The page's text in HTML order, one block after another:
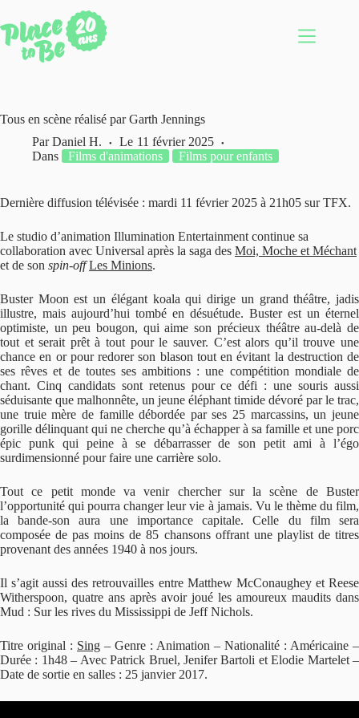
au
contenu
Tous en scène réalisé par Garth Jennings
Par Daniel H. Le 11 février 2025
Dans
Films d'animations Films pour enfants
Dernière diffusion télévisée : mardi 11 février 2025 à 21h05 sur TFX.
Le studio d’animation Illumination Entertainment continue sa
collaboration avec Universal après la saga des Moi, Moche et Méchant
et de son spin-off Les Minions.
Buster Moon est un élégant koala qui dirige un grand théâtre, jadis
illustre, mais aujourd’hui tombé en désuétude. Buster est un éternel
optimiste, un peu bougon, qui aime son précieux théâtre au-delà de
tout et serait prêt à tout pour le sauver. C’est alors qu’il trouve une
chance en or pour redorer son blason tout en évitant la destruction de
ses rêves et de toutes ses ambitions : une compétition mondiale de
chant. Cinq candidats sont retenus pour ce défi : une souris aussi
séduisante que malhonnête, un jeune éléphant timide dévoré par le trac,
une truie mère de famille débordée par ses 25 marcassins, un jeune
gorille délinquant qui ne cherche qu’à échapper à sa famille et une porc
épic punk qui peine à se débarrasser de son petit ami à l’égo
surdimensionné pour faire une carrière solo.
Tout ce petit monde va venir chercher sur la scène de Buster
l’opportunité qui pourra changer leur vie à jamais. Vu le thème du film,
la bande-son aura une importance capitale. Celle du film sera
composée de pas moins de 85 chansons offrant une playlist de titres
provenant des années 1940 à nos jours.
Il s’agit aussi des retrouvailles entre Matthew McConaughey et Reese
Witherspoon, quatre ans après avoir joué les amoureux maudits dans
Mud : Sur les rives du Mississippi de Jeff Nichols.
Titre original : Sing – Genre : Animation – Nationalité : Américaine –
Durée : 1h48 – Avec Patrick Bruel, Jenifer Bartoli et Elodie Martelet –
Date de sortie en salles : 25 janvier 2017.